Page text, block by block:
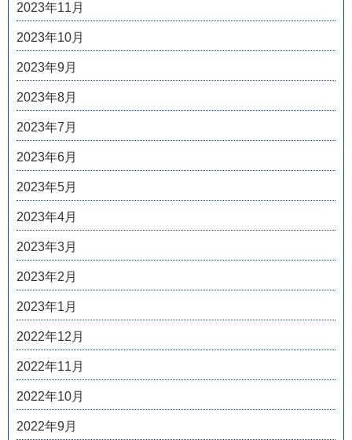
2023年11月
2023年10月
2023年9月
2023年8月
2023年7月
2023年6月
2023年5月
2023年4月
2023年3月
2023年2月
2023年1月
2022年12月
2022年11月
2022年10月
2022年9月